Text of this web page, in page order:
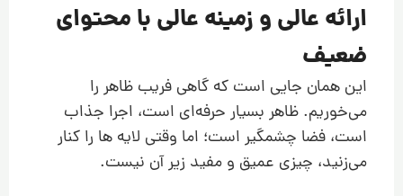
ارائه عالی و زمینه عالی با محتوای
ضعیف
این همان جایی است که گاهی فریب ظاهر را
می‌خوریم. ظاهر بسیار حرفه‌ای است، اجرا جذاب
است، فضا چشمگیر است؛ اما وقتی لایه ها را کنار
می‌زنید، چیزی عمیق و مفید زیر آن نیست.